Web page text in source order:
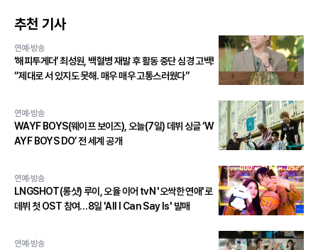
추천 기사
연예·방송
‘해피투게더’ 최성원, 백혈병 재발 후 활동 중단 심경 고백!
“제대로 서 있지도 못해. 매우 매우 고통스러웠다”
연예·방송
WAYF BOYS(웨이프 보이즈), 오늘(7일) 데뷔 싱글 ‘W
AYF BOYS DO’ 전 세계 공개
연예·방송
LNGSHOT(롱샷) 루이, 오율 이어 tvN '오싹한 연애'로
데뷔 첫 OST 참여…8일 'All I Can Say Is' 발매
연예·방송